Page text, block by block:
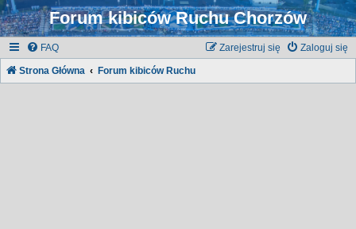
Forum kibiców Ruchu Chorzów
FAQ Zaloguj się
Zarejestruj się
Strona Główna Forum kibiców Ruchu